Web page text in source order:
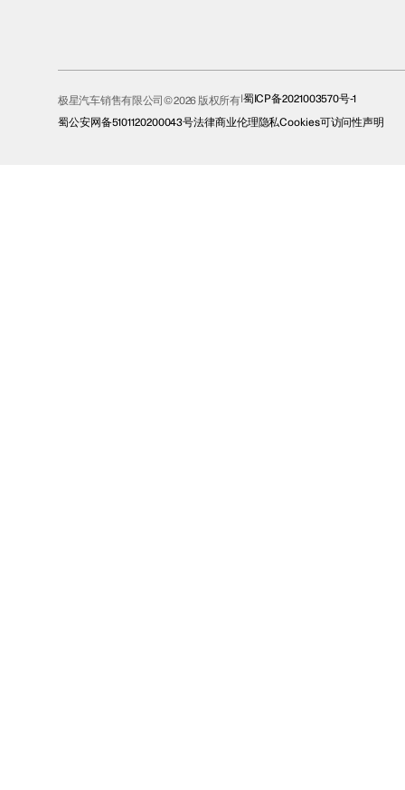
极星汽车销售有限公司© 2026 版权所有 蜀ICP备2021003570号-1
蜀公安网备5101120200043号法律商业伦理隐私Cookies可访问性声明